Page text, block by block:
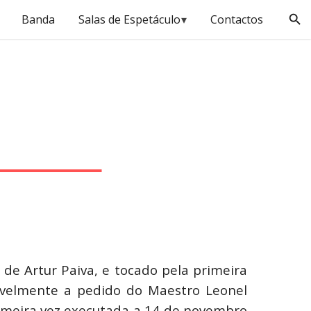
Banda Salas de Espetáculo▾ Contactos
Artur Paiva, e tocado pela primeira
a pedido do Maestro Leonel